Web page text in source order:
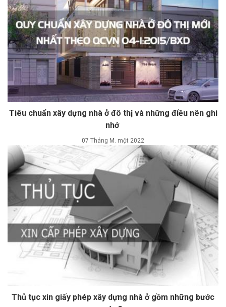
Tiêu chuẩn xây dựng nhà ở đô thị và những điều nên ghi
nhớ
07 Tháng M. một 2022
Thủ tục xin giấy phép xây dựng nhà ở gồm những bước